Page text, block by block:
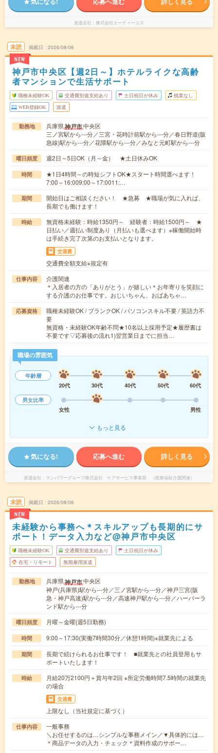
派遣会社 株式会社エーティーエス
未読
NEW
掲載日 2026/08/06
神戸市中央区【週2日～】ホテルライクな高齢
者マンションで生活サポート
職種未経験OK 交通費別途支給あり 土日祝日が休み 残業なし
WEB登録OK 派遣
勤務地 兵庫県神戸市中央区
三ノ宮駅から---分／三宮・花時計前駅から---分／春日野道(阪
急線)駅から---分／花隈駅から---分／みなと元町駅から---分
曜日頻度 週2日～5日OK（月～金） ★土日休みOK
時間
★1日4時間～の時短シフトOK★スタート時間選べます！
7:00～16:009:00～17:0011:…
期間
開始日はご相談ください！ ★急募 ★職場が気に入れば、
長期でも働けます！
時給
無資格未経験：時給1350円～ 経験者：時給1500円～ ★
日払い／週払い制度あり（月払いも選べます）※稼働開始時
は手続き完了次第のお支払いとなります。
交通費
交通費全額支給※規定有
仕事内容
介護関連
＊入居者の方の「ありがとう」が嬉しい＊お年寄りを笑顔に
する介護のお仕事です。おじいちゃん、おばあちゃ…
応募資格
職種未経験OK / ブランクOK / パソコンスキル不要 / 英語力不
要
無資格・未経験OK年齢不問★10名以上採用予定★履歴書は
不要です▽応募後の流れ1)翌営業日までに担当…
職場の雰囲気
年齢層
20代
30代 40代 50代
60代
男女比率
女性
男性
もっと見る
気になる! 応募へ進む 詳しく見る
派遣会社 マンパワーグループ株式会社 ケアサービス事業部 （医療福祉介護関連）
未読
NEW
掲載日 2026/08/06
未経験から事務へ＊スキルアップも長期的にサ
ポート！データ入力など@神戸市中央区
職種未経験OK 交通費別途支給あり 土日祝日が休み
在宅・リモート 無期雇用派遣
勤務地 兵庫県神戸市中央区
神戸(兵庫県)駅から---分／三ノ宮駅から---分／神戸三宮(阪
急・神戸高速)駅から---分／高速神戸駅から---分／ハーバーラ
ンド駅から---分
曜日頻度 月曜～金曜(週5日勤務)
時間 9:00～17:30(実働7時間30分／休憩1時間)※就業先による
期間
長期で続けられるお仕事です！ ■就業先との社員登用もサ
ポートいたします！
時給
月給20万2100円＋賞与年2回 ※所定労働時間7.5時間の就業先
の場合
交通費
上限なし（当社規定に基づく）
仕事内容
一般事務
＼お任せするのは…シンプルな事務メイン／▼具体的には…
＊商品データの入力・チェック＊資料作成のサポー…